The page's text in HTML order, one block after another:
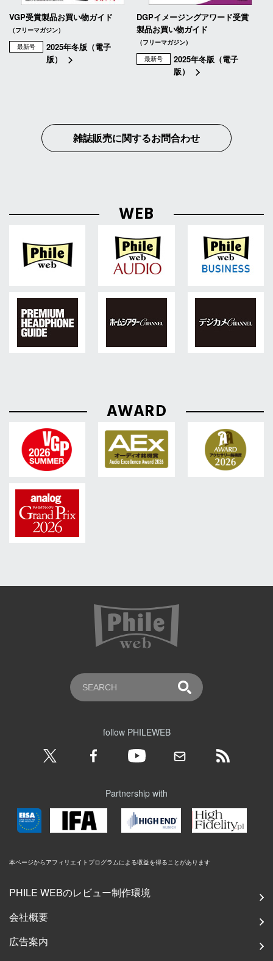
VGP受賞製品お買い物ガイド
（フリーマガジン）
最新号
2025年冬版（電子
版）
DGPイメージングアワード受賞
製品お買い物ガイド
（フリーマガジン）
最新号
2025年冬版（電子
版）
雑誌販売に関するお問合わせ
WEB
AWARD
follow PHILEWEB
Partnership with
本ページからアフィリエイトプログラムによる収益を得ることがあります
PHILE WEBのレビュー制作環境
会社概要
広告案内